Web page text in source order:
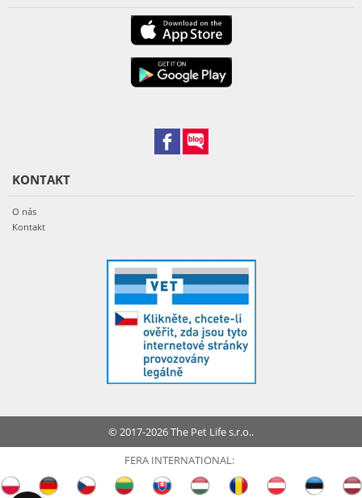
KONTAKT
O nás
Kontakt
© 2017-2026 The Pet Life s.r.o..
FERA INTERNATIONAL: